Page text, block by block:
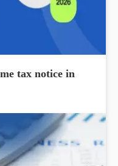
tax notice in